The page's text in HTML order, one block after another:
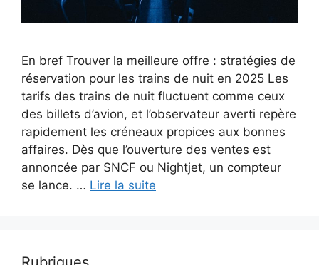
En bref Trouver la meilleure offre : stratégies de
réservation pour les trains de nuit en 2025 Les
tarifs des trains de nuit fluctuent comme ceux
des billets d’avion, et l’observateur averti repère
rapidement les créneaux propices aux bonnes
affaires. Dès que l’ouverture des ventes est
annoncée par SNCF ou Nightjet, un compteur
se lance. … Lire la suite